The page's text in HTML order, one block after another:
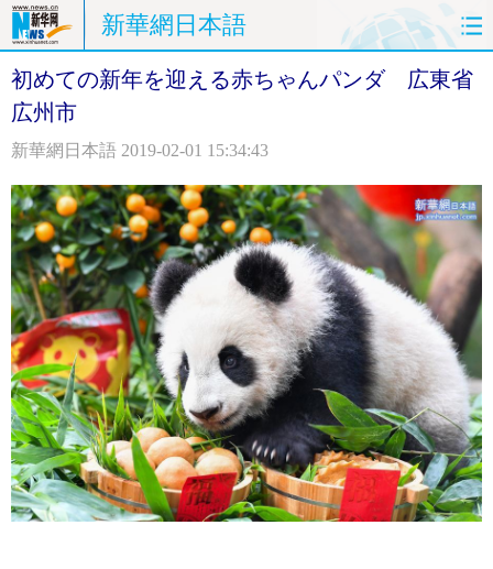
新華網日本語
ホームページ 政治 経済
観光 評論 写真
中日対訳
初めての新年を迎える赤ちゃんパンダ 広東省
広州市
新華網日本語 2019-02-01 15:34:43